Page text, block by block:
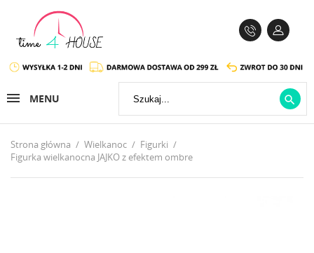
MENU 
Strona główna Wielkanoc
Figurki
Figurka wielkanocna JAJKO z efektem ombre